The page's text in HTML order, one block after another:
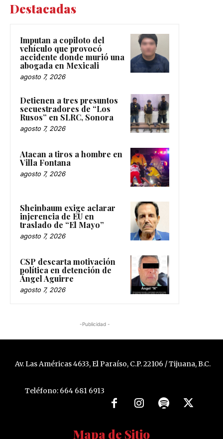
Destacadas
Imputan a copiloto del
vehículo que provocó
accidente donde murió una
abogada en Mexicali
agosto 7, 2026
Detienen a tres presuntos
secuestradores de “Los
Rusos” en SLRC, Sonora
agosto 7, 2026
Atacan a tiros a hombre en
Villa Fontana
agosto 7, 2026
Sheinbaum exige aclarar
injerencia de EU en
traslado de “El Mayo”
agosto 7, 2026
CSP descarta motivación
política en detención de
Ángel Aguirre
agosto 7, 2026
-Publicidad -
Av. Las Américas 4633, El Paraíso, C.P. 22106 / Tijuana, B.C.
Teléfono: 664 681 6913
Mapa de Sitio